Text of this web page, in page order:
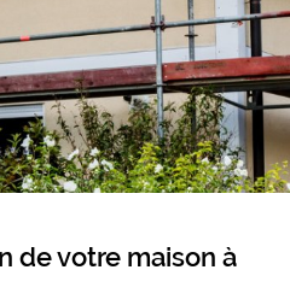
de votre maison à